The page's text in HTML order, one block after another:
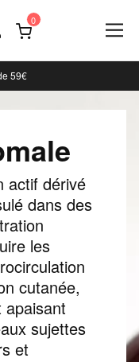
59€
actif dérivé
dans des
les
cutanée,
sujettes
et